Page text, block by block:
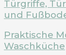
Türgriffe,
und
Praktische
Waschküche